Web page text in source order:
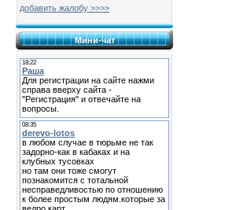
добавить жалобу >>>>
Мини-чат